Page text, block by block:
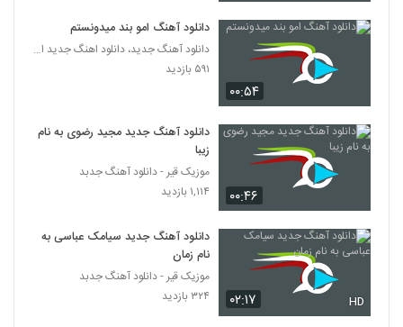
۰۰:۵۴
دانلود آهنگ امو بند میدونستم
دانلود آهنگ جدید، دانلود اهنگ جدید ایرانی
۵۹۱ بازدید
۰۰:۴۶
دانلود آهنگ جدید مجید رضوی به نام
زیبا
موزیک قیر - دانلود آهنگ جدبد
۱,۱۱۴ بازدید
۰۲:۱۷ HD
دانلود آهنگ جدید سیامک عباسی به
نام زمان
موزیک قیر - دانلود آهنگ جدبد
۳۲۴ بازدید